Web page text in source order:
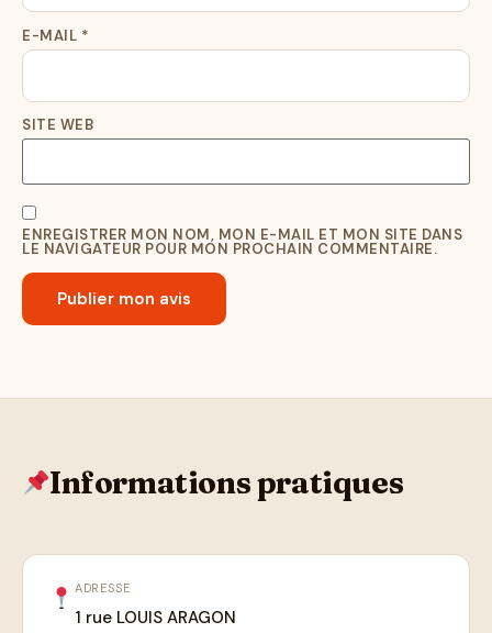
E-MAIL *
SITE WEB
ENREGISTRER MON NOM, MON E-MAIL ET MON SITE DANS
LE NAVIGATEUR POUR MON PROCHAIN COMMENTAIRE.
Informations pratiques
ADRESSE
1 rue LOUIS ARAGON